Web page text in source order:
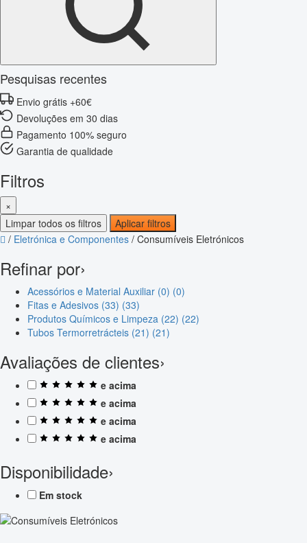
Pesquisas recentes
Envio grátis +60€
Devoluções em 30 dias
Pagamento 100% seguro
Garantia de qualidade
Filtros
×
Limpar todos os filtros
Aplicar filtros
/ Eletrónica e Componentes / Consumíveis Eletrónicos
Refinar por›
Acessórios e Material Auxiliar (0) (0)
Fitas e Adesivos (33) (33)
Produtos Químicos e Limpeza (22) (22)
Tubos Termorretrácteis (21) (21)
Avaliações de clientes›
e acima
e acima
e acima
e acima
Disponibilidade›
Em stock